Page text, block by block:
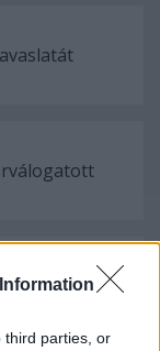
third parties, or
meg a Miskolc